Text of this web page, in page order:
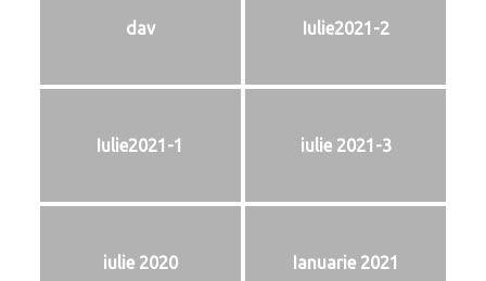
dav Iulie2021-2
Iulie2021-1 iulie 2021-3
iulie 2020 Ianuarie 2021